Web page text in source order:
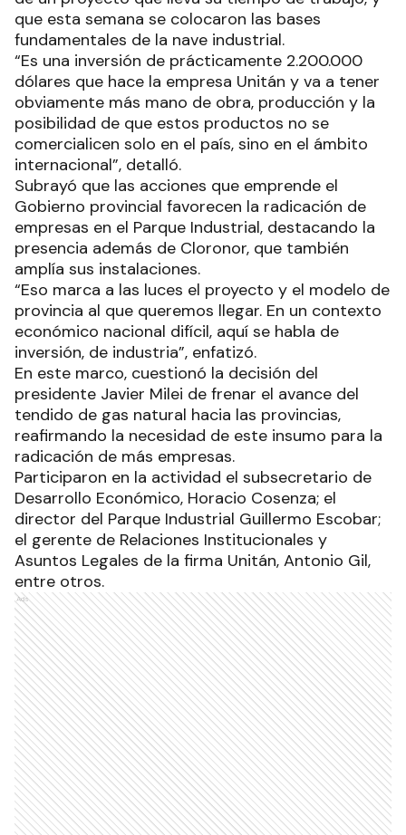
que esta semana se colocaron las bases
fundamentales de la nave industrial.
“Es una inversión de prácticamente 2.200.000
dólares que hace la empresa Unitán y va a tener
obviamente más mano de obra, producción y la
posibilidad de que estos productos no se
comercialicen solo en el país, sino en el ámbito
internacional”, detalló.
Subrayó que las acciones que emprende el
Gobierno provincial favorecen la radicación de
empresas en el Parque Industrial, destacando la
presencia además de Cloronor, que también
amplía sus instalaciones.
“Eso marca a las luces el proyecto y el modelo de
provincia al que queremos llegar. En un contexto
económico nacional difícil, aquí se habla de
inversión, de industria”, enfatizó.
En este marco, cuestionó la decisión del
presidente Javier Milei de frenar el avance del
tendido de gas natural hacia las provincias,
reafirmando la necesidad de este insumo para la
radicación de más empresas.
Participaron en la actividad el subsecretario de
Desarrollo Económico, Horacio Cosenza; el
director del Parque Industrial Guillermo Escobar;
el gerente de Relaciones Institucionales y
Asuntos Legales de la firma Unitán, Antonio Gil,
entre otros.
Ads